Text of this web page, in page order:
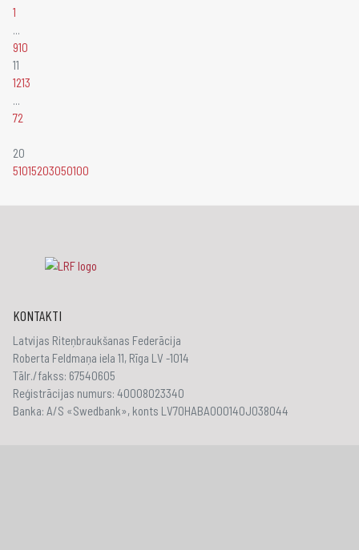
1
...
910
11
1213
...
72
20
51015203050100
KONTAKTI
Latvijas Riteņbraukšanas Federācija
Roberta Feldmaņa iela 11, Rīga LV -1014
Tālr./fakss: 67540605
Reģistrācijas numurs: 40008023340
Banka: A/S «Swedbank», konts LV70HABA000140J038044